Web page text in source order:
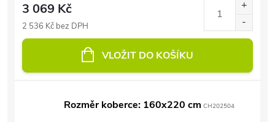
3 069 Kč
2 536 Kč bez DPH
VLOŽIT DO KOŠÍKU
Rozměr koberce: 160x220 cm CH202504